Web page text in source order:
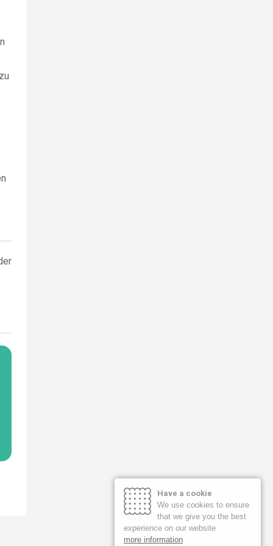
Have a cookie
We use cookies to ensure
that we give you the best
experience on our website
more information